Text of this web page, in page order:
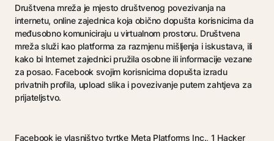
Društvena mreža je mjesto društvenog povezivanja na
internetu, online zajednica koja obično dopušta korisnicima da
međusobno komuniciraju u virtualnom prostoru. Društvena
mreža služi kao platforma za razmjenu mišljenja i iskustava, ili
kako bi Internet zajednici pružila osobne ili informacije vezane
za posao. Facebook svojim korisnicima dopušta izradu
privatnih profila, upload slika i povezivanje putem zahtjeva za
prijateljstvo.
Facebook je vlasništvo tvrtke Meta Platforms Inc., 1 Hacker